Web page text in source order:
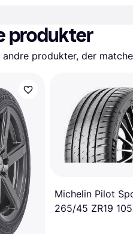
produkter
produkter, der
Michelin Pilot
265/45 ZR19